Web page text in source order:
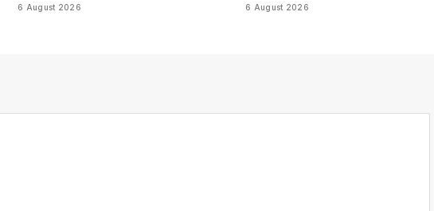
6 August 2026 6 August 2026